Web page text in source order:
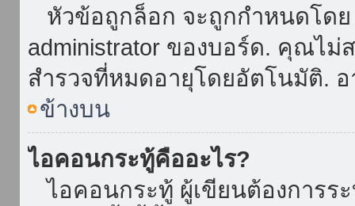
หัวข้อถูกล็อก จะถูกกำหนดโดย
administrator ของบอร์ด. คุณไ
สำรวจที่หมดอายุโดยอัตโนมัติ.
ข้างบน
ไอคอนกระทู้คืออะไร?
ไอคอนกระทู้ ผู้เขียนต้องการร